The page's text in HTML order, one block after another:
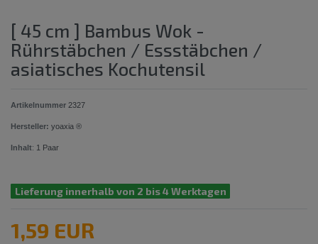
[ 45 cm ] Bambus Wok -
Rührstäbchen / Essstäbchen /
asiatisches Kochutensil
Artikelnummer 2327
Hersteller: yoaxia ®
Inhalt: 1 Paar
Lieferung innerhalb von 2 bis 4 Werktagen
1,59 EUR